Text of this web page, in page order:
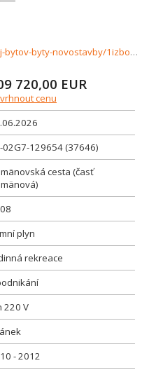
https://www.reality-mikulas.sk/predaj-bytov-byty-novostavby/1izbovy-byt-c.3--na-predaj-Demanova-Liptovsky-Mikulas-37646/?utm_source=areality&utm_medium=xml&utm_term=37646&utm_content=byt&utm_campaign=portaly
720,00 EUR
cenu
02G7-129654 (37646)
cesta (časť
plyn
rekreace
220 V
- 2012